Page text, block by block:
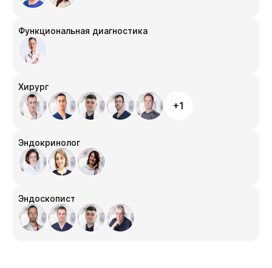
Функциональная диагностика
Хирург
+1
Эндокринолог
Эндоскопист